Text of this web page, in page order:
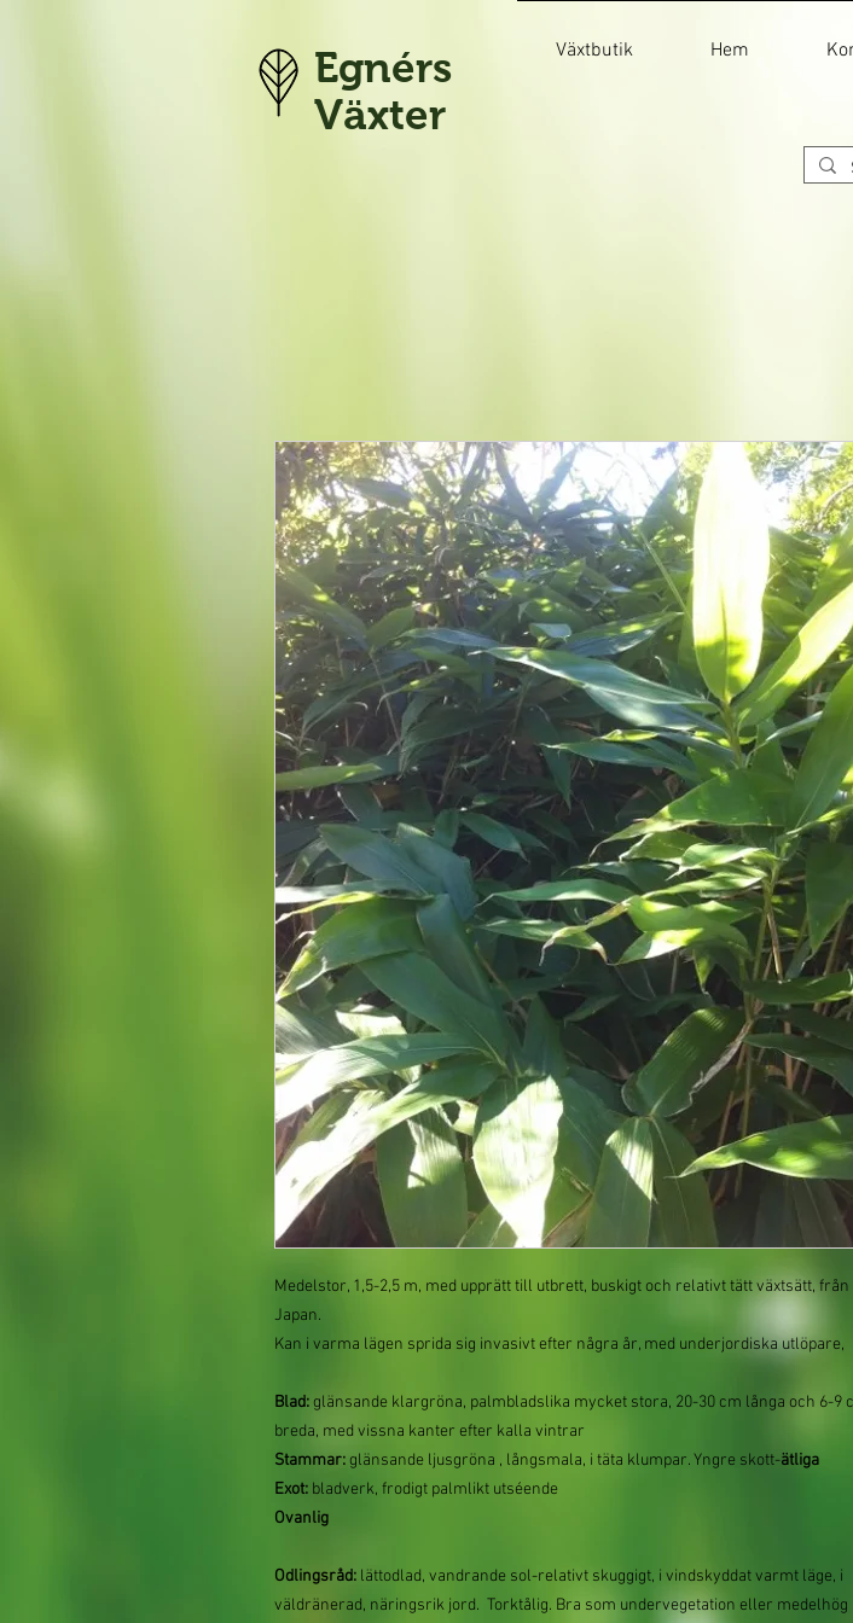
Egnérs
Växter
Växtbutik Hem
Medelstor, 1,5-2,5 m, med upprätt till utbrett, buskigt och relativt tätt växtsätt, från
Japan.
Kan i varma lägen sprida sig invasivt efter några år, med underjordiska utlöpare,
Blad:glänsande klargröna, palmbladslika mycket stora, 20-30 cm långa och 6-9
breda, med vissna kanter efter kalla vintrar
Stammar:glänsande ljusgröna , långsmala, i täta klumpar. Yngre skott-ätliga
Exot: bladverk, frodigt palmlikt utséende
Ovanlig
Odlingsråd: lättodlad, vandrande sol-relativt skuggigt, i vindskyddat varmt läge, i
väldränerad, näringsrik jord. Torktålig. Bra som undervegetation eller medelhög